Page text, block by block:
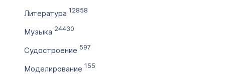
по
Дополнительные условия
Словарное слово в домене
Литература 12858
Музыка 24430
Судостроение 597
Моделирование 155